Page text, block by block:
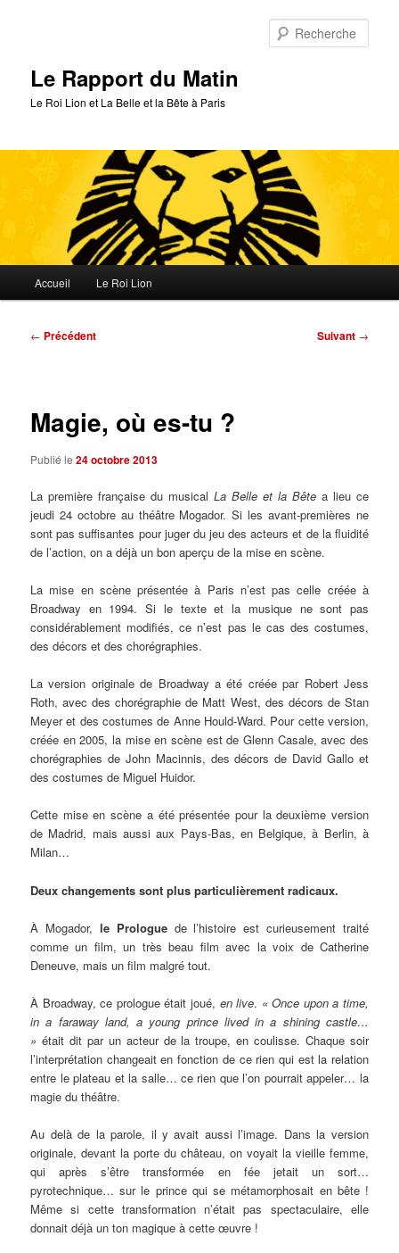
Le Rapport du Matin
Le Roi Lion et La Belle et la Bête à Paris
principal
Accueil Le Roi Lion
Navigation
← Précédent Suivant →
Magie, où es-tu ?
Publié le24 octobre 2013
La première française du musicalLa Belle et la Bêtea lieu ce
jeudi 24 octobre au théâtre Mogador. Si les avant-premières ne
sont pas suffisantes pour juger du jeu des acteurs et de la fluidité
de l’action, on a déjà un bon aperçu de la mise en scène.
La mise en scène présentée à Paris n’est pas celle créée à
Broadway en 1994. Si le texte et la musique ne sont pas
considérablement modifiés, ce n’est pas le cas des costumes,
des décors et des chorégraphies.
La version originale de Broadway a été créée par Robert Jess
Roth, avec des chorégraphie de Matt West, des décors de Stan
Meyer et des costumes de Anne Hould-Ward. Pour cette version,
créée en 2005, la mise en scène est de Glenn Casale, avec des
chorégraphies de John Macinnis, des décors de David Gallo et
des costumes de Miguel Huidor.
Cette mise en scène a été présentée pour la deuxième version
de Madrid, mais aussi aux Pays-Bas, en Belgique, à Berlin, à
Milan…
Deux changements sont plus particulièrement radicaux.
À Mogador, le Prologuede l’histoire est curieusement traité
comme un film, un très beau film avec la voix de Catherine
Deneuve, mais un film malgré tout.
À Broadway, ce prologue était joué, en live. « Once upon a time,
in a faraway land, a young prince lived in a shining castle…
» était dit par un acteur de la troupe, en coulisse. Chaque soir
l’interprétation changeait en fonction de ce rien qui est la relation
entre le plateau et la salle… ce rien que l’on pourrait appeler… la
magie du théâtre.
Au delà de la parole, il y avait aussi l’image. Dans la version
originale, devant la porte du château, on voyait la vieille femme,
qui après s’être transformée en fée jetait un sort…
pyrotechnique… sur le prince qui se métamorphosait en bête !
Même si cette transformation n’était pas spectaculaire, elle
donnait déjà un ton magique à cette œuvre !